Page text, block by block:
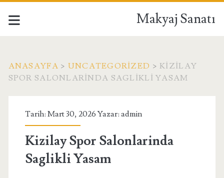
Makyaj Sanatı
ANASAYFA > UNCATEGORIZED > KIZILAY
SPOR SALONLARINDA SAGLIKLI YASAM
Tarih: Mart 30, 2026 Yazar: admin
Kizilay Spor Salonlarinda
Saglikli Yasam